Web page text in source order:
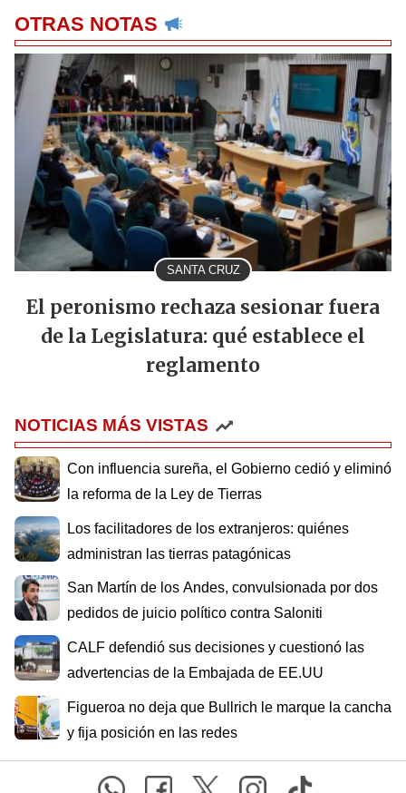
OTRAS NOTAS
SANTA CRUZ
El peronismo rechaza sesionar fuera
de la Legislatura: qué establece el
reglamento
NOTICIAS MÁS VISTAS
Con influencia sureña, el Gobierno cedió y eliminó
la reforma de la Ley de Tierras
Los facilitadores de los extranjeros: quiénes
administran las tierras patagónicas
San Martín de los Andes, convulsionada por dos
pedidos de juicio político contra Saloniti
CALF defendió sus decisiones y cuestionó las
advertencias de la Embajada de EE.UU
Figueroa no deja que Bullrich le marque la cancha
y fija posición en las redes